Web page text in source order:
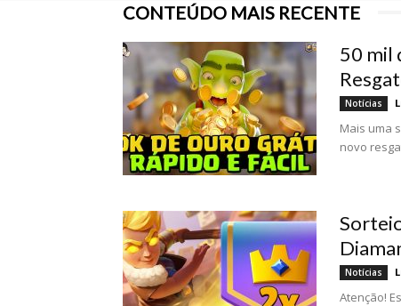
CONTEÚDO MAIS RECENTE
50 mil
Notícias
Mais uma
novo
Notícias
Atenção!